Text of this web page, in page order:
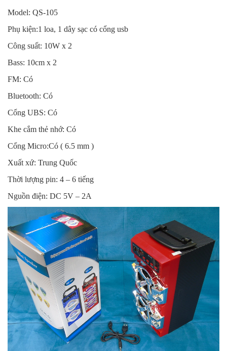
Model: QS-105
Phụ kiện:1 loa, 1 dây sạc có cổng usb
Công suất: 10W x 2
Bass: 10cm x 2
FM: Có
Bluetooth: Có
Cổng UBS: Có
Khe cắm thẻ nhớ: Có
Cổng Micro:Có ( 6.5 mm )
Xuất xứ: Trung Quốc
Thời lượng pin: 4 – 6 tiếng
Nguồn điện: DC 5V – 2A